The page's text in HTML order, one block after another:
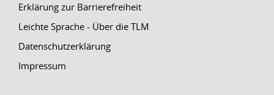
Erklärung zur Barrierefreiheit
Leichte Sprache - Über die TLM
Datenschutzerklärung
Impressum